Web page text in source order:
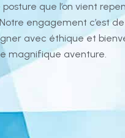
que l’on vient
engagement c’est
avec éthique et
magnifique aventure.